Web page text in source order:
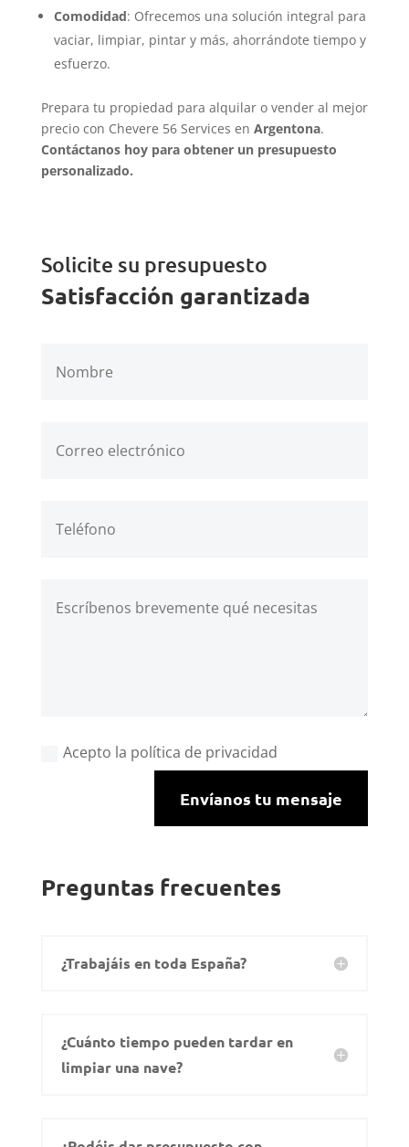
Comodidad: Ofrecemos una solución integral para
vaciar, limpiar, pintar y más, ahorrándote tiempo y
esfuerzo.
Prepara tu propiedad para alquilar o vender al mejor
precio con Chevere 56 Services en Argentona.
Contáctanos hoy para obtener un presupuesto
personalizado.
Solicite su presupuesto
Satisfacción garantizada
Acepto la política de privacidad
Envíanos tu mensaje
Preguntas frecuentes
¿Trabajáis en toda España?
¿Cuánto tiempo pueden tardar en
limpiar una nave?